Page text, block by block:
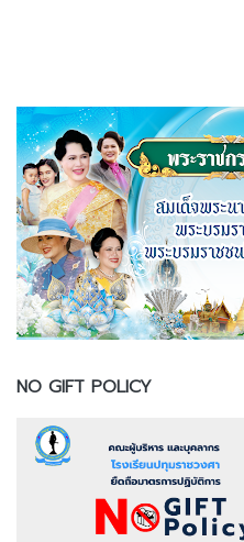
NO GIFT POLICY